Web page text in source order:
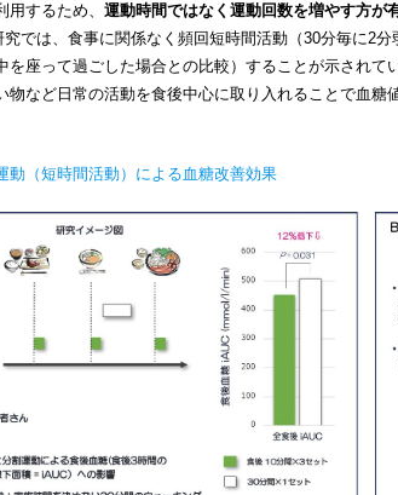
用するため、 運動時間ではなく運動回数を増やす方が
では、食事に関係なく頻回短時間活動（30分毎に2
を座って過ごした場合との比較）することが示され
物など日常の活動を食後中心に取り入れることで血糖
動（短時間活動）による血糖改善効果